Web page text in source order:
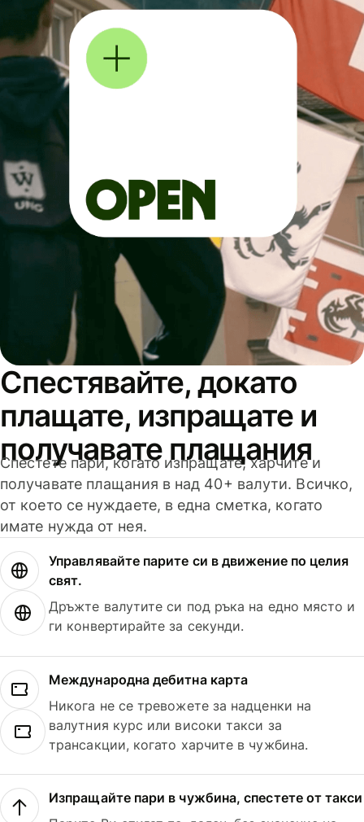
Спестявайте, докато
плащате, изпращате и
получавате плащания
Спестете пари, когато изпращате, харчите и
получавате плащания в над 40+ валути. Всичко,
от което се нуждаете, в една сметка, когато
имате нужда от нея.
Управлявайте парите си в движение по целия
свят.
Дръжте валутите си под ръка на едно място и
ги конвертирайте за секунди.
Международна дебитна карта
Никога не се тревожете за надценки на
валутния курс или високи такси за
трансакции, когато харчите в чужбина.
Изпращайте пари в чужбина, спестете от такси